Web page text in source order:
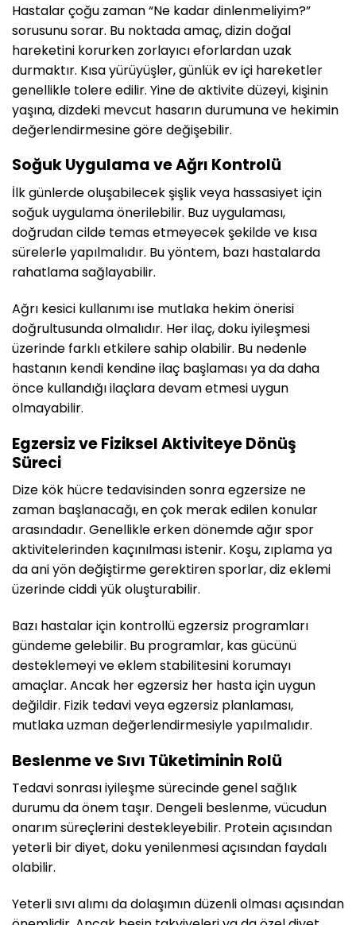
Hastalar çoğu zaman “Ne kadar dinlenmeliyim?”
sorusunu sorar. Bu noktada amaç, dizin doğal
hareketini korurken zorlayıcı eforlardan uzak
durmaktır. Kısa yürüyüşler, günlük ev içi hareketler
genellikle tolere edilir. Yine de aktivite düzeyi, kişinin
yaşına, dizdeki mevcut hasarın durumuna ve hekimin
değerlendirmesine göre değişebilir.
Soğuk Uygulama ve Ağrı Kontrolü
İlk günlerde oluşabilecek şişlik veya hassasiyet için
soğuk uygulama önerilebilir. Buz uygulaması,
doğrudan cilde temas etmeyecek şekilde ve kısa
sürelerle yapılmalıdır. Bu yöntem, bazı hastalarda
rahatlama sağlayabilir.
Ağrı kesici kullanımı ise mutlaka hekim önerisi
doğrultusunda olmalıdır. Her ilaç, doku iyileşmesi
üzerinde farklı etkilere sahip olabilir. Bu nedenle
hastanın kendi kendine ilaç başlaması ya da daha
önce kullandığı ilaçlara devam etmesi uygun
olmayabilir.
Egzersiz ve Fiziksel Aktiviteye Dönüş
Süreci
Dize kök hücre tedavisinden sonra egzersize ne
zaman başlanacağı, en çok merak edilen konular
arasındadır. Genellikle erken dönemde ağır spor
aktivitelerinden kaçınılması istenir. Koşu, zıplama ya
da ani yön değiştirme gerektiren sporlar, diz eklemi
üzerinde ciddi yük oluşturabilir.
Bazı hastalar için kontrollü egzersiz programları
gündeme gelebilir. Bu programlar, kas gücünü
desteklemeyi ve eklem stabilitesini korumayı
amaçlar. Ancak her egzersiz her hasta için uygun
değildir. Fizik tedavi veya egzersiz planlaması,
mutlaka uzman değerlendirmesiyle yapılmalıdır.
Beslenme ve Sıvı Tüketiminin Rolü
Tedavi sonrası iyileşme sürecinde genel sağlık
durumu da önem taşır. Dengeli beslenme, vücudun
onarım süreçlerini destekleyebilir. Protein açısından
yeterli bir diyet, doku yenilenmesi açısından faydalı
olabilir.
Yeterli sıvı alımı da dolaşımın düzenli olması açısından